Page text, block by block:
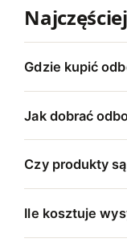
Gdzie kupić
Jak dobrać
Czy produkty
Ile kosztuje